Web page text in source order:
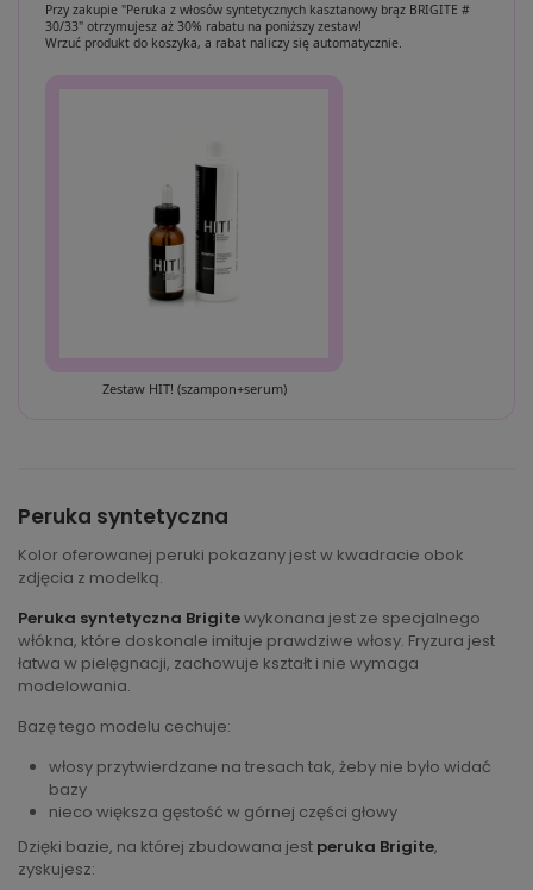
Przy zakupie "Peruka z włosów syntetycznych kasztanowy brąz BRIGITE #
30/33" otrzymujesz aż 30% rabatu na poniższy zestaw!
Wrzuć produkt do koszyka, a rabat naliczy się automatycznie.
Zestaw HIT! (szampon+serum)
Peruka syntetyczna
Kolor oferowanej peruki pokazany jest w kwadracie obok
zdjęcia z modelką.
Peruka syntetyczna Brigitewykonana jest ze specjalnego
włókna, które doskonale imituje prawdziwe włosy. Fryzura jest
łatwa w pielęgnacji, zachowuje kształt i nie wymaga
modelowania.
Bazę tego modelu cechuje:
włosy przytwierdzane na tresach tak, żeby nie było widać
bazy
nieco większa gęstość w górnej części głowy
Dzięki bazie, na której zbudowana jest peruka Brigite,
zyskujesz: